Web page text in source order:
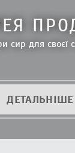
сир для своєї
ДЕТАЛЬНІШЕ